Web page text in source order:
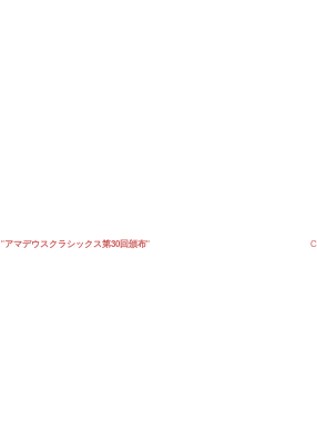
"アマデウスクラシックス第30回頒布"